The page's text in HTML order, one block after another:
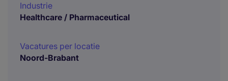
Industrie
Healthcare / Pharmaceutical
Vacatures per locatie
Noord-Brabant